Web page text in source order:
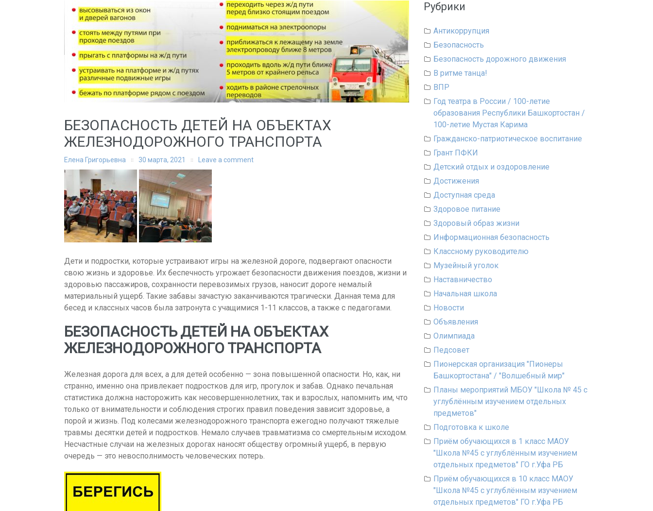
БЕЗОПАСНОСТЬ ДЕТЕЙ НА ОБЪЕКТАХ
ЖЕЛЕЗНОДОРОЖНОГО ТРАНСПОРТА
Елена Григорьевна 30 марта, 2021 Leave a comment
Дети и подростки, которые устраивают игры на железной дороге, подвергают опасности
свою жизнь и здоровье. Их беспечность угрожает безопасности движения поездов, жизни и
здоровью пассажиров, сохранности перевозимых грузов, наносит дороге немалый
материальный ущерб. Такие забавы зачастую заканчиваются трагически. Данная тема для
бесед и классных часов была затронута с учащимися 1-11 классов, а также с педагогами.
БЕЗОПАСНОСТЬ ДЕТЕЙ НА ОБЪЕКТАХ
ЖЕЛЕЗНОДОРОЖНОГО ТРАНСПОРТА
Железная дорога для всех, а для детей особенно — зона повышенной опасности. Но, как, ни
странно, именно она привлекает подростков для игр, прогулок и забав. Однако печальная
статистика должна насторожить как несовершеннолетних, так и взрослых, напомнить им, что
только от внимательности и соблюдения строгих правил поведения зависит здоровье, а
порой и жизнь. Под колесами железнодорожного транспорта ежегодно получают тяжелые
травмы десятки детей и подростков. Немало случаев травматизма со смертельным исходом.
Несчастные случаи на железных дорогах наносят обществу огромный ущерб, в первую
очередь — это невосполнимость человеческих потерь.
Рубрики
Антикоррупция
Безопасность
Безопасность дорожного движения
В ритме танца!
ВПР
Год театра в России / 100-летие
образования Республики Башкортостан /
100-летие Мустая Карима
Гражданско-патриотическое воспитание
Грант ПФКИ
Детский отдых и оздоровление
Достижения
Доступная среда
Здоровое питание
Здоровый образ жизни
Информационная безопасность
Классному руководителю
Музейный уголок
Наставничество
Начальная школа
Новости
Объявления
Олимпиада
Педсовет
Пионерская организация "Пионеры
Башкортостана" / "Волшебный мир"
Планы мероприятий МБОУ "Школа № 45 с
углублённым изучением отдельных
предметов"
Подготовка к школе
Приём обучающихся в 1 класс МАОУ
"Школа №45 с углублённым изучением
отдельных предметов" ГО г.Уфа РБ
Приём обучающихся в 10 класс МАОУ
"Школа №45 с углублённым изучением
отдельных предметов" ГО г.Уфа РБ